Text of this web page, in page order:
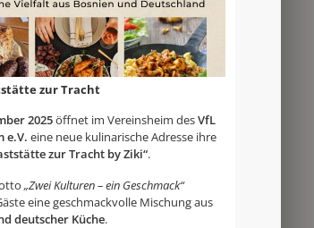
zur Tracht
2025öffnet im Vereinsheim desVfL
e.V. eine neue kulinarische Adresse ihre
zur Tracht by Ziki“.
„Zwei Kulturen – ein Geschmack“
eine geschmackvolle Mischung aus
deutscher Küche.